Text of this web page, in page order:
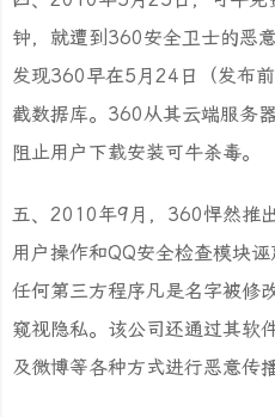
钟，就遭到360安全卫士的恶
发现360早在5月24日（发布
截数据库。360从其云端服务
阻止用户下载安装可牛杀毒。
五、2010年9月，360悍然推
用户操作和QQ安全检查模块诬
任何第三方程序凡是名字被修
窥视隐私。该公司还通过其软
及微博等各种方式进行恶意传